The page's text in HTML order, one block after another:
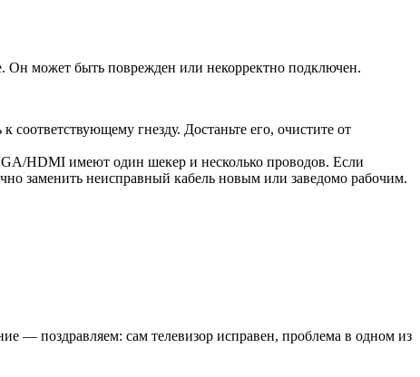
Он может быть поврежден или некорректно подключен.
гнезду. Достаньте его, очистите от
HDMI имеют один шекер и несколько проводов. Если
заменить неисправный кабель новым или заведомо рабочим.
— поздравляем: сам телевизор исправен, проблема в одном из